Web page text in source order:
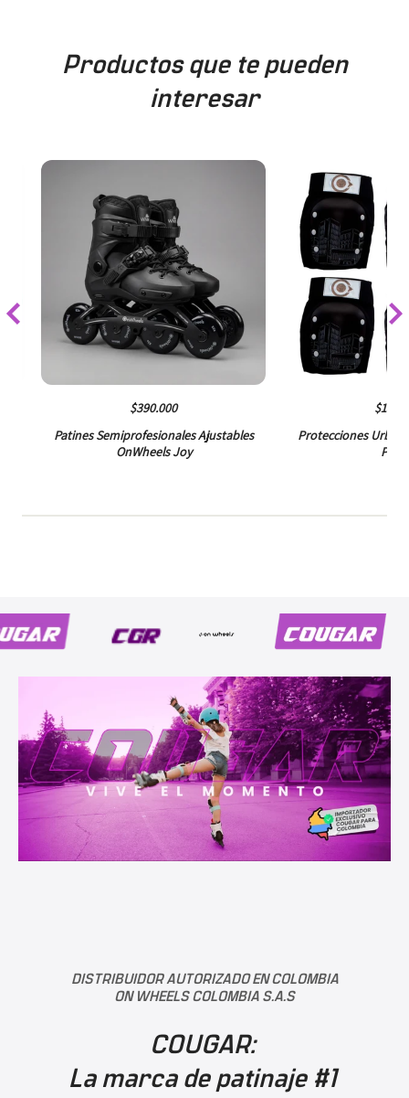
Productos que te pueden
interesar
$390.000
Patines Semiprofesionales Ajustables
OnWheels Joy
Protecciones
DISTRIBUIDOR AUTORIZADO EN COLOMBIA
ON WHEELS COLOMBIA S.A.S
COUGAR:
La marca de patinaje #1